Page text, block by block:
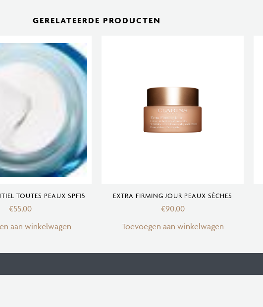
GERELATEERDE PRODUCTEN
TOUTES PEAUX SPF15
€55,00
aan winkelwagen
EXTRA FIRMING JOUR PEAUX SÈCHES
€90,00
Toevoegen aan winkelwagen